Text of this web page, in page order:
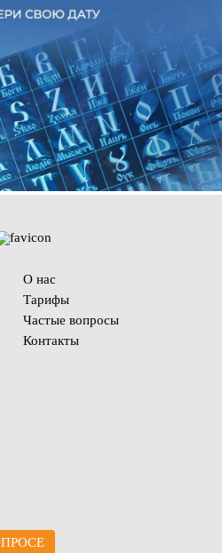
О нас
Тарифы
Частые вопросы
Контакты